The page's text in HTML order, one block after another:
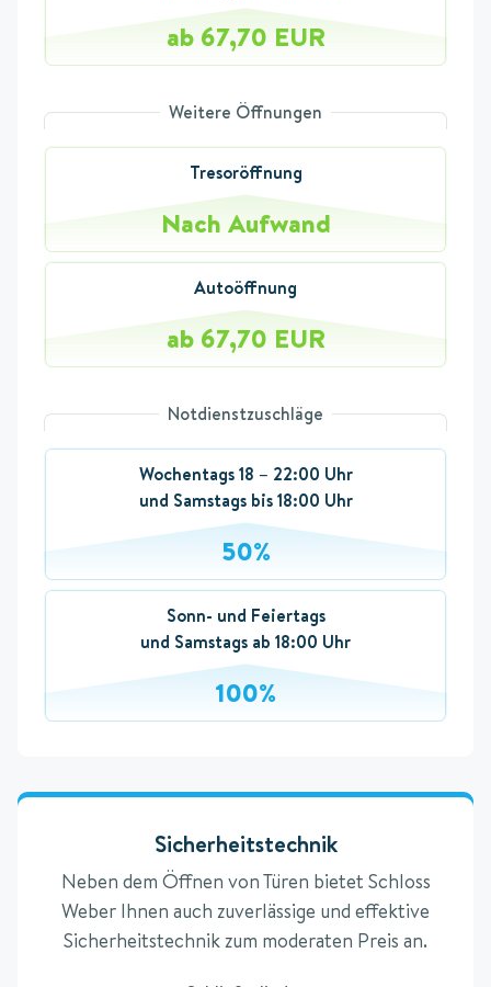
ab 67,70 EUR
Weitere Öffnungen
Tresoröffnung
Nach Aufwand
Autoöffnung
ab 67,70 EUR
Notdienstzuschläge
Wochentags 18 – 22:00 Uhr
und Samstags bis 18:00 Uhr
50%
Sonn- und Feiertags
und Samstags ab 18:00 Uhr
100%
Sicherheitstechnik
Neben dem Öffnen von Türen bietet Schloss
Weber Ihnen auch zuverlässige und effektive
Sicherheitstechnik zum moderaten Preis an.